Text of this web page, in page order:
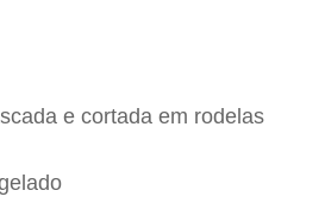
e cortada em rodelas